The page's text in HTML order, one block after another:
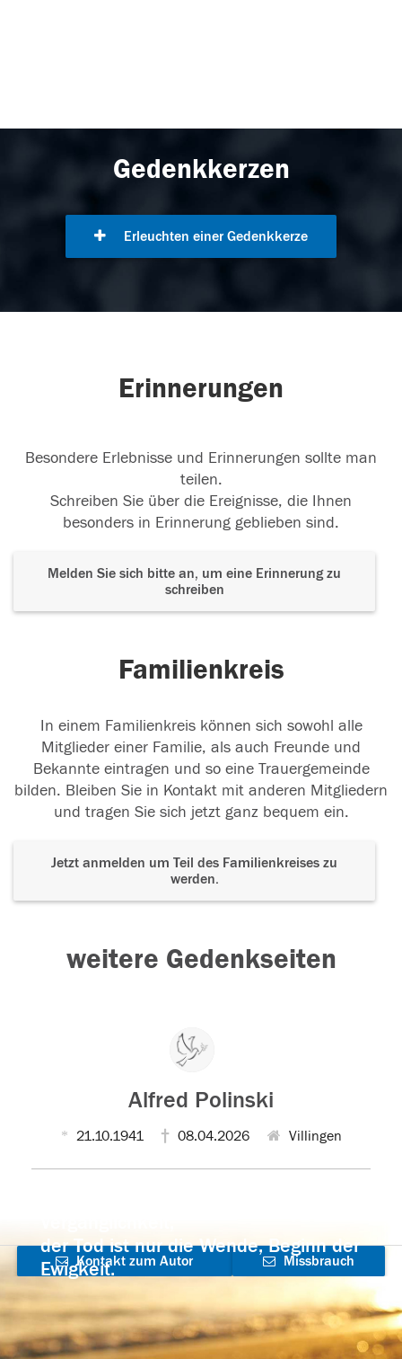
Gedenkkerzen
Erleuchten einer Gedenkkerze
Erinnerungen
Besondere Erlebnisse und Erinnerungen sollte man
teilen.
Schreiben Sie über die Ereignisse, die Ihnen
besonders in Erinnerung geblieben sind.
Melden Sie sich bitte an, um eine Erinnerung zu
schreiben
Familienkreis
In einem Familienkreis können sich sowohl alle
Mitglieder einer Familie, als auch Freunde und
Bekannte eintragen und so eine Trauergemeinde
bilden. Bleiben Sie in Kontakt mit anderen Mitgliedern
und tragen Sie sich jetzt ganz bequem ein.
Jetzt anmelden um Teil des Familienkreises zu
werden.
weitere Gedenkseiten
Alfred Polinski
21.10.1941 08.04.2026 Villingen
der Tod ist nur die Wende, Beginn der
Ewigkeit.
Kontakt zum Autor
aufnehmen
Missbrauch